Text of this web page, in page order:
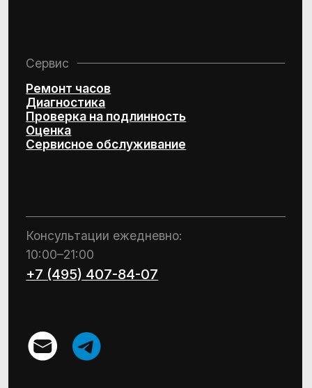
Design by Kchtv